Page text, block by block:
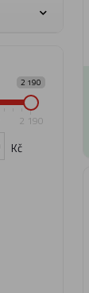
2 190
2 190
Kč